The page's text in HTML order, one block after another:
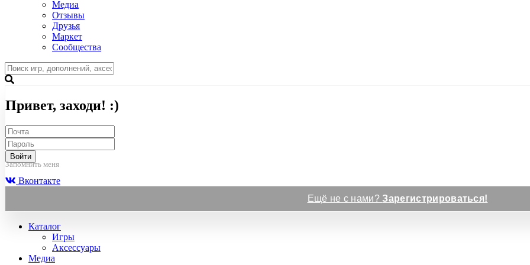
Медиа
Отзывы
Друзья
Маркет
Сообщества
Привет, заходи! :)
Войти
Запомнить меня
Вконтакте
Ещё не с нами?Зарегистрироваться!
Каталог
Игры
Аксессуары
Медиа